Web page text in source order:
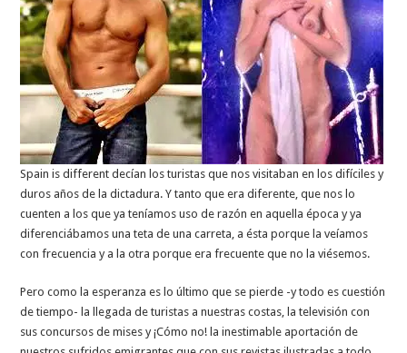
Spain is different decían los turistas que nos visitaban en los difíciles y
duros años de la dictadura. Y tanto que era diferente, que nos lo
cuenten a los que ya teníamos uso de razón en aquella época y ya
diferenciábamos una teta de una carreta, a ésta porque la veíamos
con frecuencia y a la otra porque era frecuente que no la viésemos.
Pero como la esperanza es lo último que se pierde -y todo es cuestión
de tiempo- la llegada de turistas a nuestras costas, la televisión con
sus concursos de mises y ¡Cómo no! la inestimable aportación de